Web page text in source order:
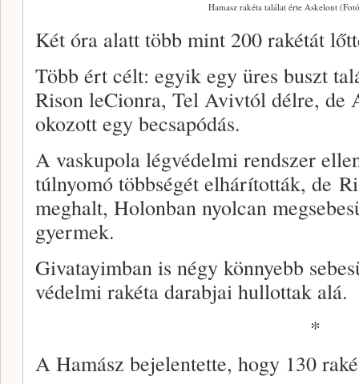
Hamasz rakéta találat érte Askelont
Két óra alatt több mint 200 rakétát
Több ért célt: egyik egy üres buszt
Rison leCionra, Tel Avivtól délre, de
okozott egy becsapódás.
A vaskupola légvédelmi rendszer
túlnyomó többségét elhárították, de
meghalt, Holonban nyolcan
gyermek.
Givatayimban is négy könnyebb
védelmi rakéta darabjai hullottak alá.
*
A Hamász bejelentette, hogy 130